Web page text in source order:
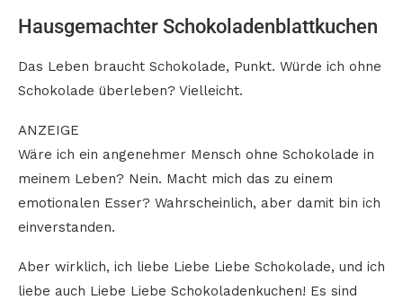
Hausgemachter Schokoladenblattkuchen
Das Leben braucht Schokolade, Punkt. Würde ich ohne
Schokolade überleben? Vielleicht.
ANZEIGE
Wäre ich ein angenehmer Mensch ohne Schokolade in
meinem Leben? Nein. Macht mich das zu einem
emotionalen Esser? Wahrscheinlich, aber damit bin ich
einverstanden.
Aber wirklich, ich liebe Liebe Liebe Schokolade, und ich
liebe auch Liebe Liebe Schokoladenkuchen! Es sind